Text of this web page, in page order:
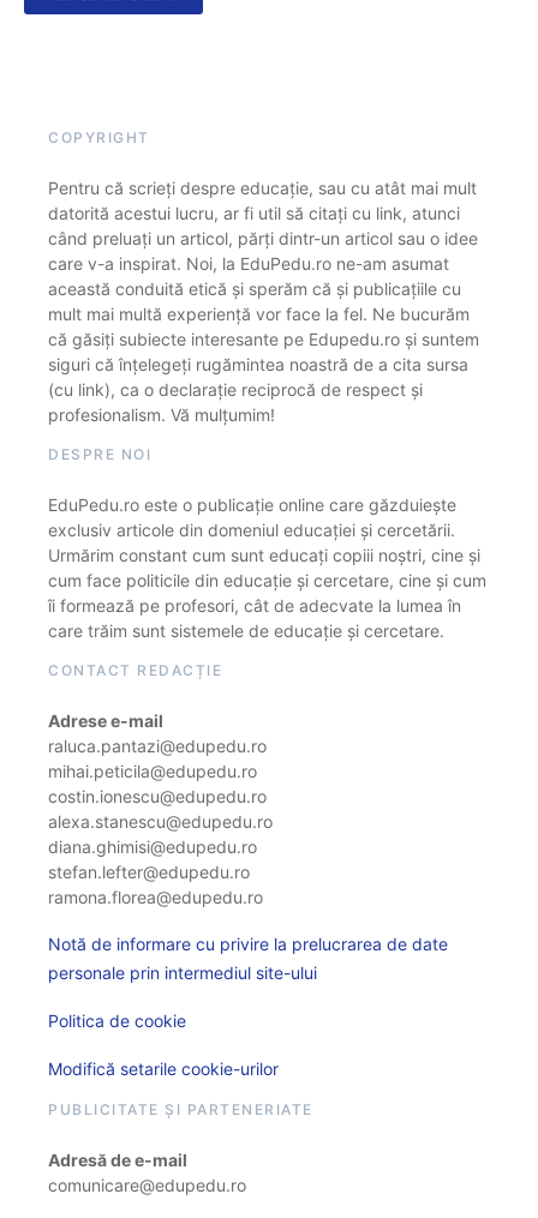
COPYRIGHT
Pentru că scrieți despre educație, sau cu atât mai mult
datorită acestui lucru, ar fi util să citați cu link, atunci
când preluați un articol, părți dintr-un articol sau o idee
care v-a inspirat. Noi, la EduPedu.ro ne-am asumat
această conduită etică și sperăm că și publicațiile cu
mult mai multă experiență vor face la fel. Ne bucurăm
că găsiți subiecte interesante pe Edupedu.ro și suntem
siguri că înțelegeți rugămintea noastră de a cita sursa
(cu link), ca o declarație reciprocă de respect și
profesionalism. Vă mulțumim!
DESPRE NOI
EduPedu.ro este o publicație online care găzduiește
exclusiv articole din domeniul educației și cercetării.
Urmărim constant cum sunt educați copiii noștri, cine și
cum face politicile din educație și cercetare, cine și cum
îi formează pe profesori, cât de adecvate la lumea în
care trăim sunt sistemele de educație și cercetare.
CONTACT REDACȚIE
Adrese e-mail
raluca.pantazi@edupedu.ro
mihai.peticila@edupedu.ro
costin.ionescu@edupedu.ro
alexa.stanescu@edupedu.ro
diana.ghimisi@edupedu.ro
stefan.lefter@edupedu.ro
ramona.florea@edupedu.ro
Notă de informare cu privire la prelucrarea de date
personale prin intermediul site-ului
Politica de cookie
Modifică setarile cookie-urilor
PUBLICITATE ȘI PARTENERIATE
Adresă de e-mail
comunicare@edupedu.ro